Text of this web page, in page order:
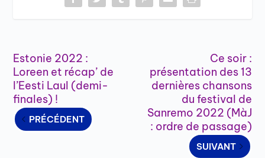
Estonie 2022 :
Loreen et récap’ de
l’Eesti Laul (demi-
finales) !
PRÉCÉDENT
Ce soir :
présentation des 13
dernières chansons
du festival de
Sanremo 2022 (MàJ
: ordre de passage)
SUIVANT